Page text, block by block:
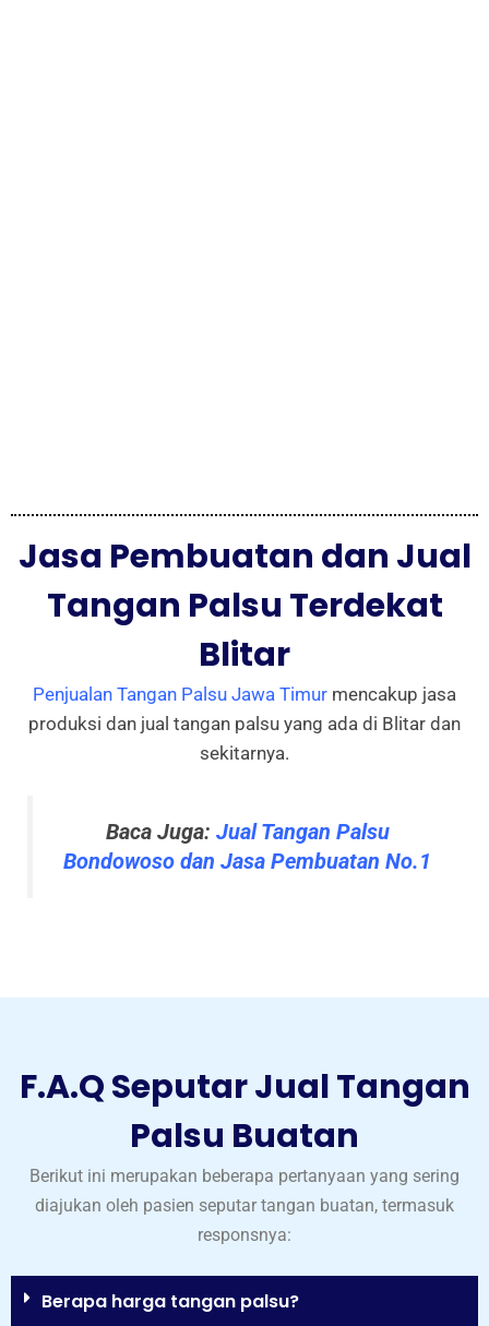
Jasa Pembuatan dan Jual
Tangan Palsu Terdekat
Blitar
Penjualan Tangan Palsu Jawa Timur mencakup jasa
produksi dan jual tangan palsu yang ada di Blitar dan
sekitarnya.
Baca Juga: Jual Tangan Palsu
Bondowoso dan Jasa Pembuatan No.1
F.A.Q Seputar Jual Tangan
Palsu Buatan
Berikut ini merupakan beberapa pertanyaan yang sering
diajukan oleh pasien seputar tangan buatan, termasuk
responsnya:
Berapa harga tangan palsu?